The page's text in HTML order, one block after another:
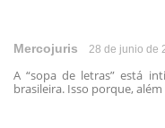
Mercojuris 28 de junio de
A “sopa de letras” está
brasileira. Isso porque,